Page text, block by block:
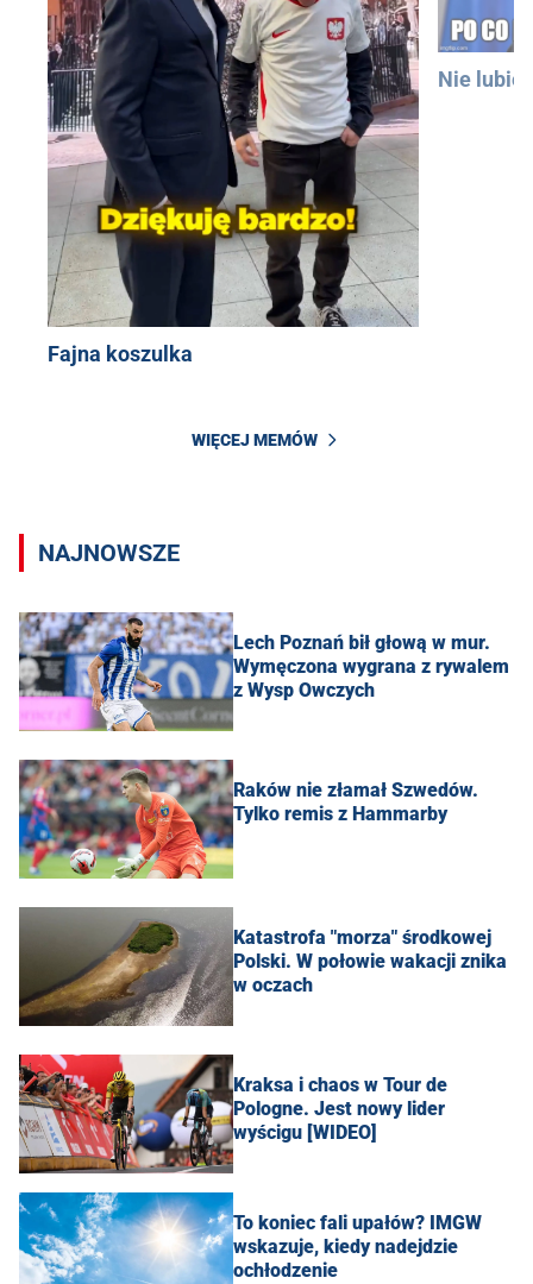
Fajna koszulka
Nie lubię
WIĘCEJ MEMÓW
NAJNOWSZE
Lech Poznań bił głową w mur.
Wymęczona wygrana z rywalem
z Wysp Owczych
Raków nie złamał Szwedów.
Tylko remis z Hammarby
Katastrofa "morza" środkowej
Polski. W połowie wakacji znika
w oczach
Kraksa i chaos w Tour de
Pologne. Jest nowy lider
wyścigu [WIDEO]
To koniec fali upałów? IMGW
wskazuje, kiedy nadejdzie
ochłodzenie